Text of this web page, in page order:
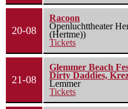
20-08
Racoon
Openluchttheater
(Hertme))
Tickets
21-08
Glemmer Beach
Dirty Daddies,
Lemmer
Tickets